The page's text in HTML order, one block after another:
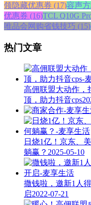
领隐藏优惠券 (17)容声
优惠券 (16)TCL Q10G
唯品会网购省钱技巧 (15)
热门文章
高佣联盟大动作，
顶，助力抖音cps
日烧1亿！京东、
躺赢？ 2025-05-10
撒钱啦，邀新1人
启2022-07-21